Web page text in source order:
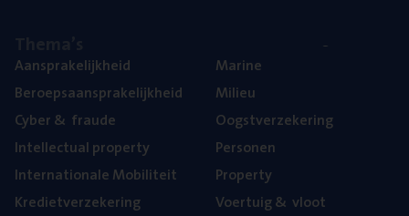
Aan­spra­ke­lijk­heid
Beroeps­aan­spra­ke­lijk­heid
Cyber& fraude
Intel­lec­tu­al property
Inter­na­ti­o­na­le Mobiliteit
Kre­diet­ver­ze­ke­ring
Mari­ne
Mili­eu
Oogst­ver­ze­ke­ring
Per­so­nen
Pro­per­ty
Voer­tuig& vloot